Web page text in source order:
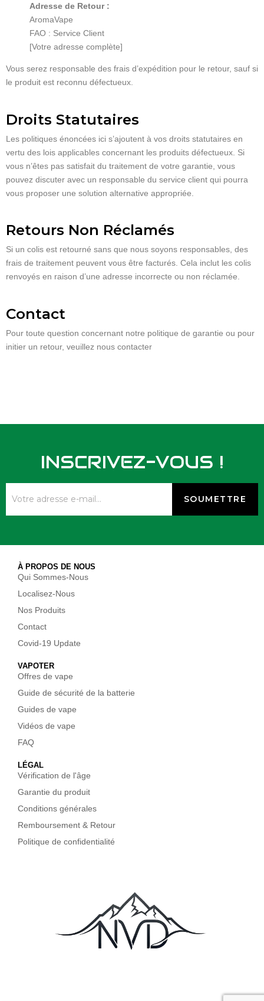
Adresse de Retour :
AromaVape
FAO : Service Client
[Votre adresse complète]
Vous serez responsable des frais d’expédition pour le retour, sauf si
le produit est reconnu défectueux.
Droits Statutaires
Les politiques énoncées ici s’ajoutent à vos droits statutaires en
vertu des lois applicables concernant les produits défectueux. Si
vous n’êtes pas satisfait du traitement de votre garantie, vous
pouvez discuter avec un responsable du service client qui pourra
vous proposer une solution alternative appropriée.
Retours Non Réclamés
Si un colis est retourné sans que nous soyons responsables, des
frais de traitement peuvent vous être facturés. Cela inclut les colis
renvoyés en raison d’une adresse incorrecte ou non réclamée.
Contact
Pour toute question concernant notre politique de garantie ou pour
initier un retour, veuillez nous contacter
INSCRIVEZ-VOUS !
À PROPOS DE NOUS
Qui Sommes-Nous
Localisez-Nous
Nos Produits
Contact
Covid-19 Update
VAPOTER
Offres de vape
Guide de sécurité de la batterie
Guides de vape
Vidéos de vape
FAQ
LÉGAL
Vérification de l'âge
Garantie du produit
Conditions générales
Remboursement & Retour
Politique de confidentialité